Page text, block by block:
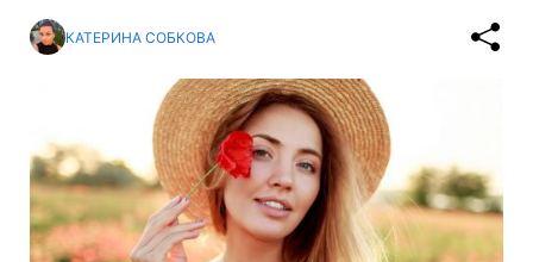
КАТЕРИНА СОБКОВА